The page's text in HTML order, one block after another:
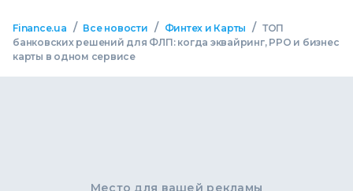
Finance.ua / Все новости / Финтех и Карты / ТОП
банковских решений для ФЛП: когда эквайринг, РРО и бизнес
карты в одном сервисе
Место для вашей рекламы